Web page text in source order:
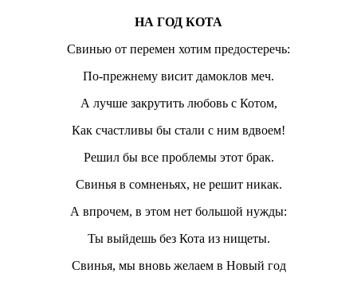
НА ГОД КОТА
Свинью от перемен хотим предостеречь:
По-прежнему висит дамоклов меч.
А лучше закрутить любовь с Котом,
Как счастливы бы стали с ним вдвоем!
Решил бы все проблемы этот брак.
Свинья в сомненьях, не решит никак.
А впрочем, в этом нет большой нужды:
Ты выйдешь без Кота из нищеты.
Свинья, мы вновь желаем в Новый год